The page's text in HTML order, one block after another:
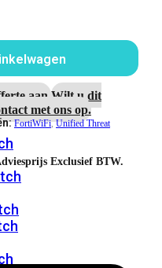
aan.Wilt u dit
met ons op.
FortiWiFi,Unified Threat
Exclusief BTW.